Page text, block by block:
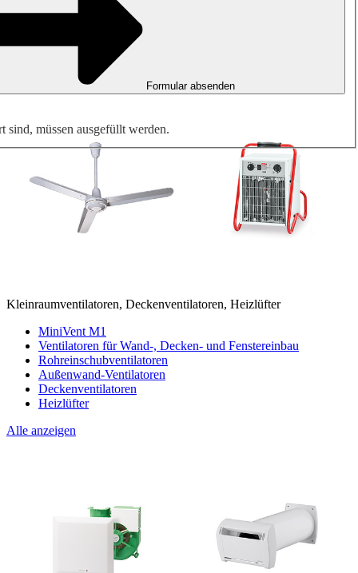
Kleinraumventilatoren, Deckenventilatoren, Heizlüfter
MiniVent M1
Ventilatoren für Wand-, Decken- und Fenstereinbau
Rohreinschubventilatoren
Außenwand-Ventilatoren
Deckenventilatoren
Heizlüfter
Alle anzeigen
Formular absenden
sind, müssen ausgefüllt werden.